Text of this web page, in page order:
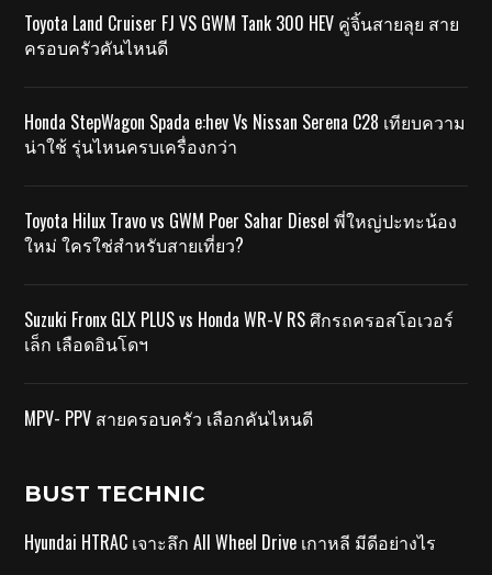
Toyota Land Cruiser FJ VS GWM Tank 300 HEV คู่จิ้นสายลุย สาย
ครอบครัวคันไหนดี
Honda StepWagon Spada e:hev Vs Nissan Serena C28 เทียบความ
น่าใช้ รุ่นไหนครบเครื่องกว่า
Toyota Hilux Travo vs GWM Poer Sahar Diesel พี่ใหญ่ปะทะน้อง
ใหม่ ใครใช่สำหรับสายเที่ยว?
Suzuki Fronx GLX PLUS vs Honda WR-V RS ศึกรถครอสโอเวอร์
เล็ก เลือดอินโดฯ
MPV- PPV สายครอบครัว เลือกคันไหนดี
BUST TECHNIC
Hyundai HTRAC เจาะลึก All Wheel Drive เกาหลี มีดีอย่างไร